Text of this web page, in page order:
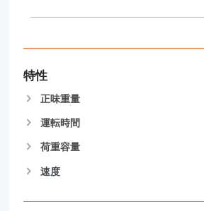
434
589
826
907
特性
正味重量
運転時間
荷重容量
速度